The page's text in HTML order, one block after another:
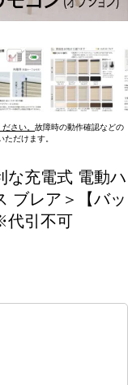
さい。 故障時の動作確認などの
ただけます。
な充電式 電動ハ
ブレア＞【バッ
代引不可